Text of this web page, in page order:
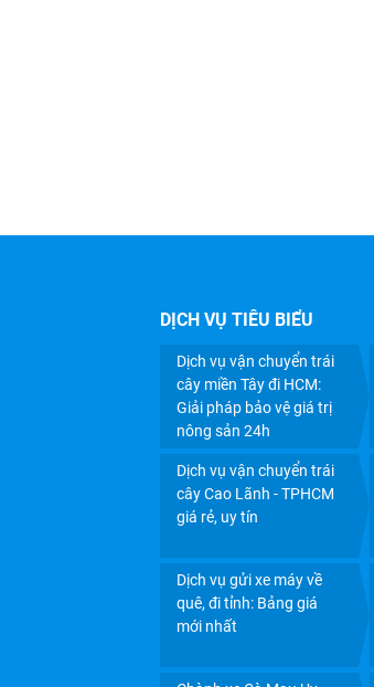
CHÀNH XE HẬU GIANG:
HÀNG HÓA UY TÍN, GIÁ
DỊCH VỤ TIÊU BIỂU
Dịch vụ vận chuyển trái
cây miền Tây đi HCM:
Giải pháp bảo vệ giá trị
nông sản 24h
Dịch vụ vận chuyển trái
cây Cao Lãnh - TPHCM
giá rẻ, uy tín
Dịch vụ gửi xe máy về
quê, đi tỉnh: Bảng giá
mới nhất